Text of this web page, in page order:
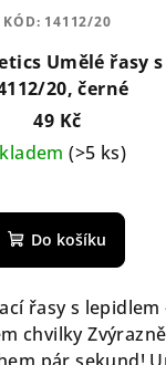
Umělé řasy
20, černé
49 Kč
(>5 ks)
Do košíku
řasy s lepidlem
chvilky
KÓD: 14112/20